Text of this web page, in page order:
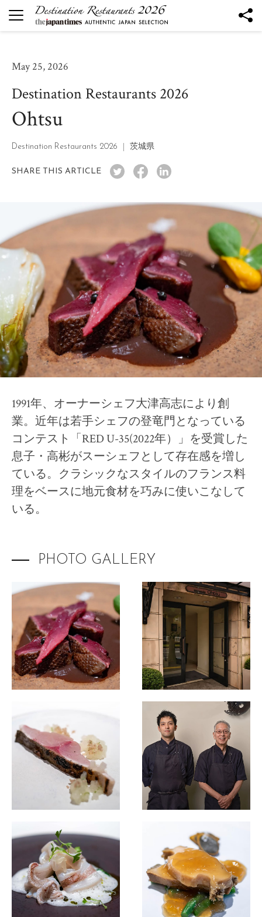
Destination Restaurants 2026
気仙沼 KUROMORI
The Destination Restaurant of the Year 2026
Ohtsu
mano
RUKAWA
Restaurant Présage
2026 selection map
2026 partners & team
2026 審査リポート
Pick up article by Suntory
2026 Award Ceremony
Sustainable Japan Magazine (Vol.56)
Destination Restaurants 2025
ファームレストラン クオーレ
オステリア・シンチェリータ
ノンナ・ニェッタ
レストランKAM
オーベルジュ オーフ
田舎の大鵬
日本料理 別府廣門
センティウ
2025 selection map
2025 partners & team
2025 審査リポート
2025 Award Ceremony
Sustainable Japan Magazine (Vol.48)
Destination Restaurants 2024
Destination Restaurants 2023
Destination Restaurants 2022
Destination Restaurants 2021
Top page
Movie
May 25, 2026
Destination Restaurants 2026
Ohtsu
Destination Restaurants 2026 茨城県
SHARE THIS ARTICLE
1991年、オーナーシェフ大津高志により創
業。近年は若手シェフの登竜門となっている
コンテスト「RED U-35(2022年）」を受賞した
息子・高彬がスーシェフとして存在感を増し
ている。クラシックなスタイルのフランス料
理をベースに地元食材を巧みに使いこなして
いる。
PHOTO GALLERY